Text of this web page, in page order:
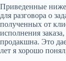
Приведенные
для разговора о
полученных от
исполнения
продакшна. Это
лет я хорошо